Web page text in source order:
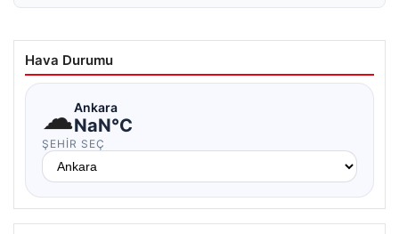
Hava Durumu
☁Ankara
NaN°C
ŞEHIR SEÇ